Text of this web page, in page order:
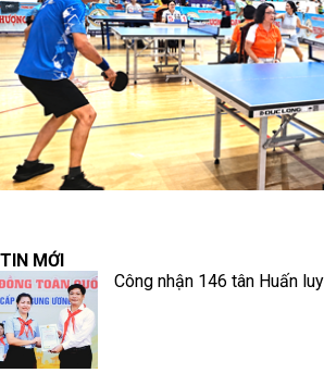
TIN MỚI
Công nhận 146 tân Huấn